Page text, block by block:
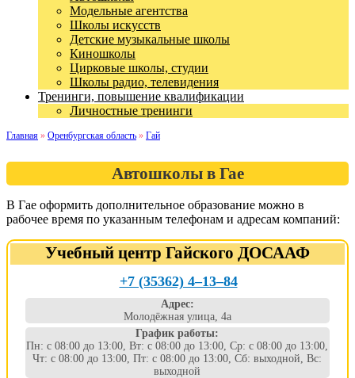
Модельные агентства
Школы искусств
Детские музыкальные школы
Киношколы
Цирковые школы, студии
Школы радио, телевидения
Тренинги, повышение квалификации
Личностные тренинги
Главная » Оренбургская область » Гай
Автошколы в Гае
В Гае оформить дополнительное образование можно в
рабочее время по указанным телефонам и адресам компаний:
Учебный центр Гайского ДОСААФ
+7 (35362) 4‒13‒84
Адрес:
Молодёжная улица, 4а
График работы:
Пн: с 08:00 до 13:00, Вт: с 08:00 до 13:00, Ср: с 08:00 до 13:00,
Чт: с 08:00 до 13:00, Пт: с 08:00 до 13:00, Сб: выходной, Вс:
выходной